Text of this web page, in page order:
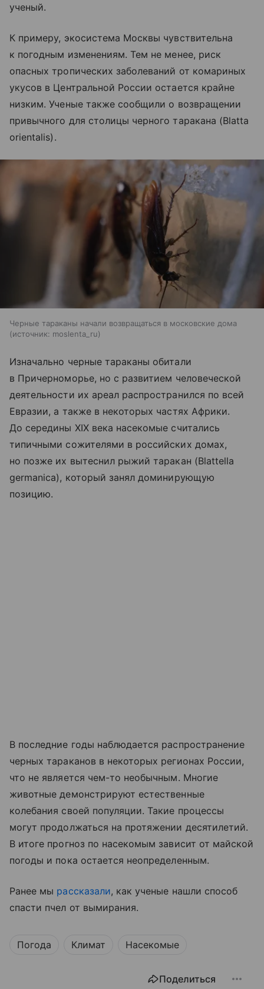
ученый.
К примеру, экосистема Москвы чувствительна
к погодным изменениям. Тем не менее, риск
опасных тропических заболеваний от комариных
укусов в Центральной России остается крайне
низким. Ученые также сообщили о возвращении
привычного для столицы черного таракана (Blatta
orientalis).
Черные тараканы начали возвращаться в московские дома
источник: moslenta_ru
Изначально черные тараканы обитали
в Причерноморье, но с развитием человеческой
деятельности их ареал распространился по всей
Евразии, а также в некоторых частях Африки.
До середины XIX века насекомые считались
типичными сожителями в российских домах,
но позже их вытеснил рыжий таракан (Blattella
germanica), который занял доминирующую
позицию.
В последние годы наблюдается распространение
черных тараканов в некоторых регионах России,
что не является чем-то необычным. Многие
животные демонстрируют естественные
колебания своей популяции. Такие процессы
могут продолжаться на протяжении десятилетий.
В итоге прогноз по насекомым зависит от майской
погоды и пока остается неопределенным.
Ранее мы рассказали, как ученые нашли способ
спасти пчел от вымирания.
Погода Климат Насекомые
Поделиться